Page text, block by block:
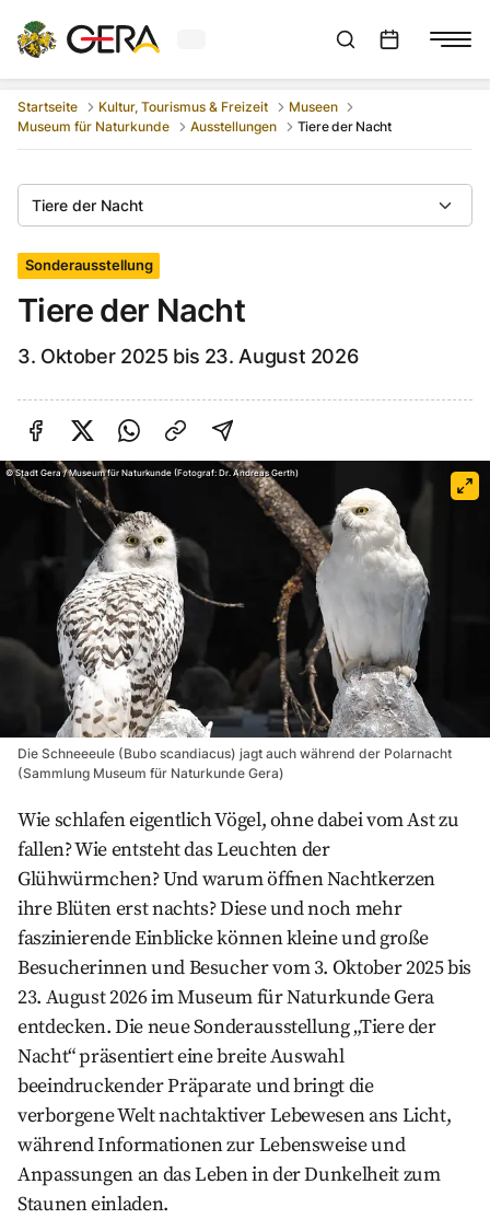
Aktuelles Wetter in GeraSuchleiste anzeigen
Startseite Kultur, Tourismus & Freizeit
Museen
Museum für Naturkunde
Ausstellungen Tiere der Nacht
Tiere der Nacht
Sonderausstellung
Tiere der Nacht
3. Oktober 2025 bis 23. August 2026
Auf Facebook teilen
Auf Twitter teilen
Per Link teilen
shareViaEmail
©Stadt Gera / Museum für Naturkunde (Fotograf: Dr. Andreas Gerth)
Die Schneeeule (Bubo scandiacus) jagt auch während der Polarnacht
(Sammlung Museum für Naturkunde Gera)
Wie schlafen eigentlich Vögel, ohne dabei vom Ast zu
fallen? Wie entsteht das Leuchten der
Glühwürmchen? Und warum öffnen Nachtkerzen
ihre Blüten erst nachts? Diese und noch mehr
faszinierende Einblicke können kleine und große
Besucherinnen und Besucher vom 3. Oktober 2025 bis
23. August 2026 im Museum für Naturkunde Gera
entdecken. Die neue Sonderausstellung „Tiere der
Nacht“ präsentiert eine breite Auswahl
beeindruckender Präparate und bringt die
verborgene Welt nachtaktiver Lebewesen ans Licht,
während Informationen zur Lebensweise und
Anpassungen an das Leben in der Dunkelheit zum
Staunen einladen.